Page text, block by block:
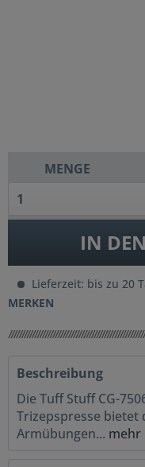
MENGE
IN DEN
Lieferzeit: bis zu 20
MERKEN
Beschreibung
Die Tuff Stuff CG-
Trizepspresse bietet
Armübungen... mehr